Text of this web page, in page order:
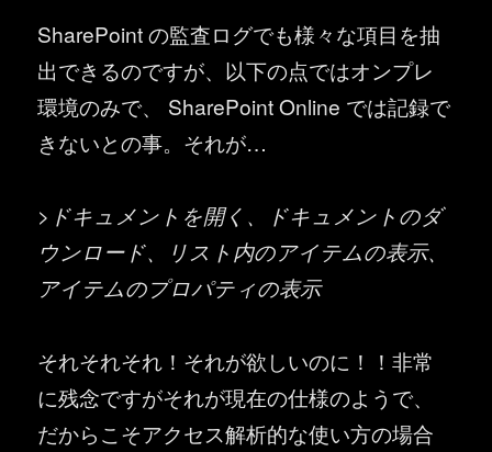
SharePoint の監査ログでも様々な項目を抽
出できるのですが、以下の点ではオンプレ
環境のみで、 SharePoint Online では記録で
きないとの事。それが…
>ドキュメントを開く、ドキュメントのダ
ウンロード、リスト内のアイテムの表示、
アイテムのプロパティの表示
それそれそれ！それが欲しいのに！！非常
に残念ですがそれが現在の仕様のようで、
だからこそアクセス解析的な使い方の場合